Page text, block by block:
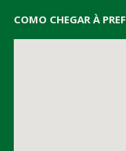
COMO CHEGAR À